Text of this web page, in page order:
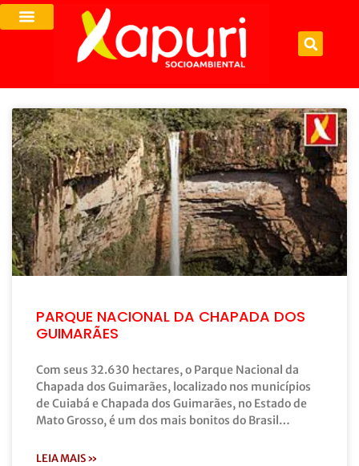
PARQUE NACIONAL DA CHAPADA DOS
GUIMARÃES
Com seus 32.630 hectares, o Parque Nacional da
Chapada dos Guimarães, localizado nos municípios
de Cuiabá e Chapada dos Guimarães, no Estado de
Mato Grosso, é um dos mais bonitos do Brasil…
LEIA MAIS »